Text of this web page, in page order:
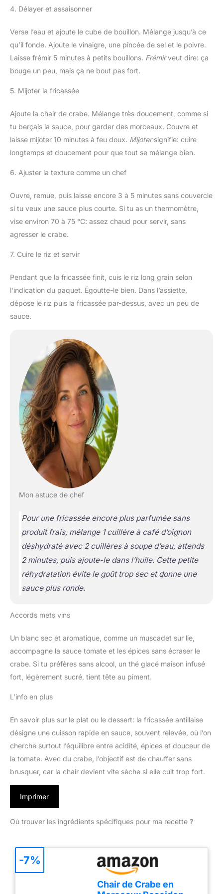
4. Délayer et assaisonner
Verse l’eau et ajoute le cube de bouillon. Mélange jusqu’à ce
qu’il fonde. Ajoute le vinaigre, une pincée de sel et le poivre.
Laisse frémir 5 minutes à petits bouillons. Frémirveut dire: ça
bouge un peu, mais ça ne bout pas fort.
5. Mijoter la fricassée
Ajoute la chair de crabe. Mélange très doucement, comme si
tu berçais la sauce, pour garder des morceaux. Couvre et
laisse mijoter 10 minutes à feu doux. Mijotersignifie: cuire
longtemps et doucement pour que tout se mélange bien.
6. Ajuster la texture comme un chef
Ouvre, remue, puis laisse encore 3 à 5 minutes sans couvercle
si tu veux une sauce plus courte. Si tu as un thermomètre,
vise environ 70 à 75 °C: assez chaud pour servir, sans
agresser le crabe.
7. Cuire le riz et servir
Pendant que la fricassée finit, cuis le riz long grain selon
l’indication du paquet. Égoutte-le bien. Dans l’assiette,
dépose le riz puis la fricassée par-dessus, avec un peu de
sauce.
Mon astuce de chef
Pour une fricassée encore plus parfumée sans
produit frais, mélange 1 cuillère à café d’oignon
déshydraté avec 2 cuillères à soupe d’eau, attends
2 minutes, puis ajoute-le dans l’huile. Cette petite
réhydratation évite le goût trop sec et donne une
sauce plus ronde.
Accords mets vins
Un blanc sec et aromatique, comme un muscadet sur lie,
accompagne la sauce tomate et les épices sans écraser le
crabe. Si tu préfères sans alcool, un thé glacé maison infusé
fort, légèrement sucré, tient tête au piment.
L’info en plus
En savoir plus sur le plat ou le dessert: la fricassée antillaise
désigne une cuisson rapide en sauce, souvent relevée, où l’on
cherche surtout l’équilibre entre acidité, épices et douceur de
la tomate. Avec du crabe, l’objectif est de chauffer sans
brusquer, car la chair devient vite sèche si elle cuit trop fort.
Imprimer
Où trouver les ingrédients spécifiques pour ma recette ?
Chair de Crabe en
-7%